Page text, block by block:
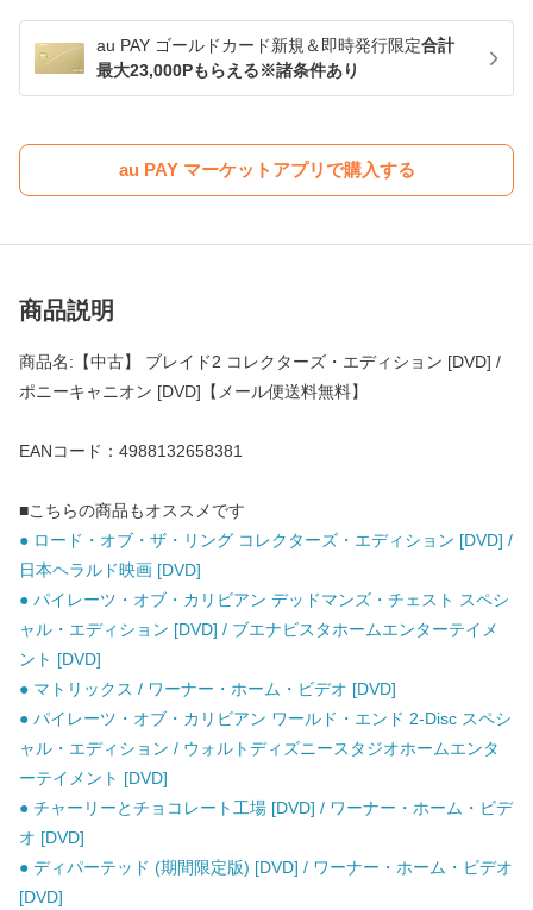
au PAY ゴールドカード新規＆即時発行限定合計
最大23,000Pもらえる※諸条件あり
au PAY マーケットアプリで購入する
商品説明
商品名:【中古】 ブレイド2 コレクターズ・エディション [DVD] /
ポニーキャニオン [DVD]【メール便送料無料】
EANコード：4988132658381
■こちらの商品もオススメです
● ロード・オブ・ザ・リング コレクターズ・エディション [DVD] /
日本ヘラルド映画 [DVD]
● パイレーツ・オブ・カリビアン デッドマンズ・チェスト スペシ
ャル・エディション [DVD] / ブエナビスタホームエンターテイメ
ント [DVD]
● マトリックス / ワーナー・ホーム・ビデオ [DVD]
● パイレーツ・オブ・カリビアン ワールド・エンド 2-Disc スペシ
ャル・エディション / ウォルトディズニースタジオホームエンタ
ーテイメント [DVD]
● チャーリーとチョコレート工場 [DVD] / ワーナー・ホーム・ビデ
オ [DVD]
● ディパーテッド (期間限定版) [DVD] / ワーナー・ホーム・ビデオ
[DVD]